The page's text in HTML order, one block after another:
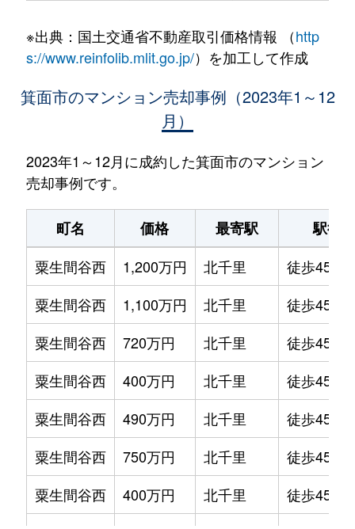
※出典：国土交通省不動産取引価格情報 （http
s://www.reinfolib.mlit.go.jp/）を加工して作成
箕面市のマンション売却事例（2023年1～12
月）
2023年1～12月に成約した箕面市のマンション
売却事例です。
町名 価格 最寄駅
駅徒歩
粟生間谷西
1,200万円 北千里
徒歩45分
粟生間谷西
1,100万円 北千里
徒歩45分
粟生間谷西
720万円 北千里
徒歩45分
粟生間谷西
400万円 北千里
徒歩45分
粟生間谷西
490万円 北千里
徒歩45分
粟生間谷西
750万円 北千里
徒歩45分
粟生間谷西
400万円 北千里
徒歩45分